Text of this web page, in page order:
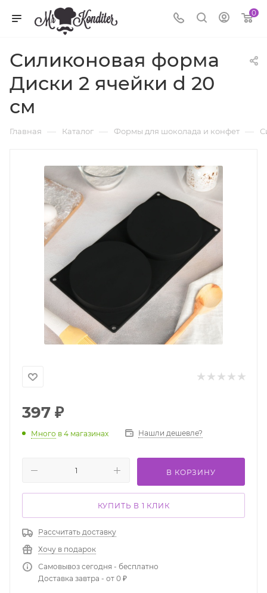
0
Силиконовая форма
Диски 2 ячейки d 20
см
Главная — Каталог — Формы для шоколада и конфет —
397 ₽
Много в 4 магазинах Нашли дешевле?
В КОРЗИНУ
КУПИТЬ В 1 КЛИК
Рассчитать доставку
Хочу в подарок
Самовывоз сегодня - бесплатно
Доставка завтра - от 0 ₽